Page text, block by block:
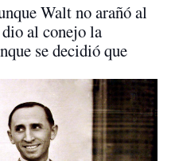
Walt no arañó al
al conejo la
se decidió que